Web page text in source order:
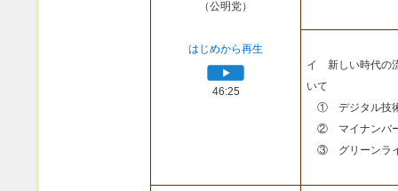
（公明党）
はじめから再生
46:25
イ 新しい時代の
いて
① デジタル技
② マイナンバ
③ グリーンライ